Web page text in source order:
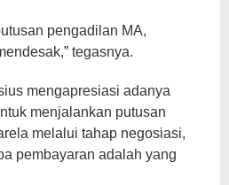
pengadilan MA,
tegasnya.
mengapresiasi adanya
menjalankan putusan
melalui tahap negosiasi,
pembayaran adalah yang